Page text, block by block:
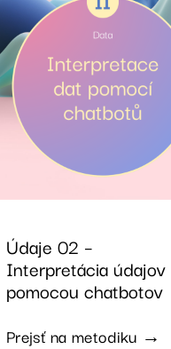
Údaje 02 –
Interpretácia údajov
pomocou chatbotov
Prejsť na metodiku →